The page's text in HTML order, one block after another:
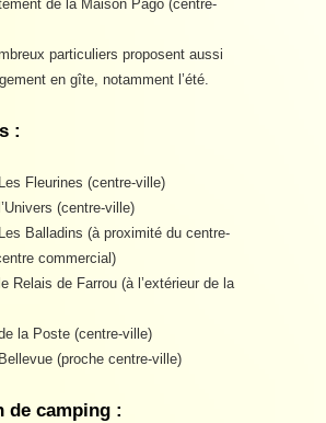
de la Maison Pago (centre-
particuliers proposent aussi
en gîte, notamment l’été.
:
Fleurines (centre-ville)
(centre-ville)
Balladins (à proximité du centre-
commercial)
Relais de Farrou (à l’extérieur de la
la Poste (centre-ville)
(proche centre-ville)
de camping :